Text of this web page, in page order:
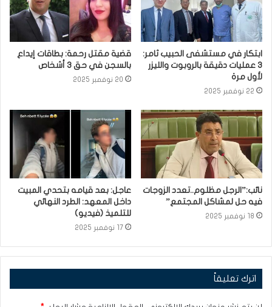
ابتكار في مستشفى الحبيب ثامر:
3 عمليات دقيقة بالروبوت والليزر
لأول مرة
22 نوفمبر 2025
قضية مقتل رحمة: بطاقات إيداع
بالسجن في حق 3 أشخاص
20 نوفمبر 2025
نائب:”الرجل مظلوم..تعدد الزوجات
فيه حل لمشاكل المجتمع”
18 نوفمبر 2025
عاجل: بعد قيامه بتحدي المبيت
داخل المعهد: الطرد النهائي
للتلميذ (فيديو)
17 نوفمبر 2025
اترك تعليقاً